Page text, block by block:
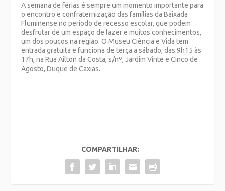
A semana de férias é sempre um momento importante para
o encontro e confraternização das famílias da Baixada
Fluminense no período de recesso escolar, que podem
desfrutar de um espaço de lazer e muitos conhecimentos,
um dos poucos na região. O Museu Ciência e Vida tem
entrada gratuita e funciona de terça a sábado, das 9h15 às
17h, na Rua Aílton da Costa, s/nº, Jardim Vinte e Cinco de
Agosto, Duque de Caxias.
COMPARTILHAR: